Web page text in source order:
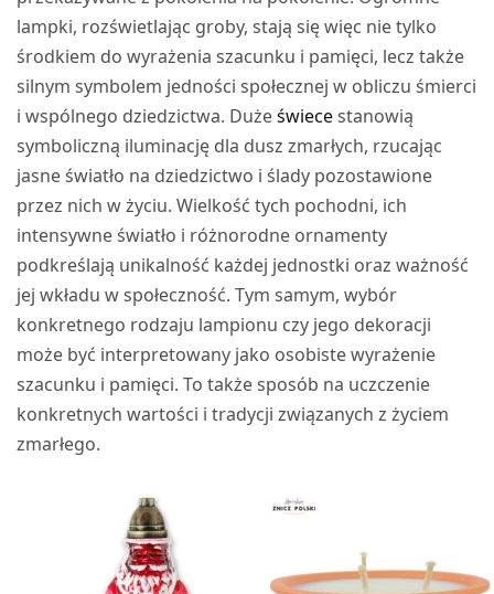
lampki, rozświetlając groby, stają się więc nie tylko
środkiem do wyrażenia szacunku i pamięci, lecz także
silnym symbolem jedności społecznej w obliczu śmierci
i wspólnego dziedzictwa. Dużeświecestanowią
symboliczną iluminację dla dusz zmarłych, rzucając
jasne światło na dziedzictwo i ślady pozostawione
przez nich w życiu. Wielkość tych pochodni, ich
intensywne światło i różnorodne ornamenty
podkreślają unikalność każdej jednostki oraz ważność
jej wkładu w społeczność. Tym samym, wybór
konkretnego rodzaju lampionu czy jego dekoracji
może być interpretowany jako osobiste wyrażenie
szacunku i pamięci. To także sposób na uczczenie
konkretnych wartości i tradycji związanych z życiem
zmarłego.